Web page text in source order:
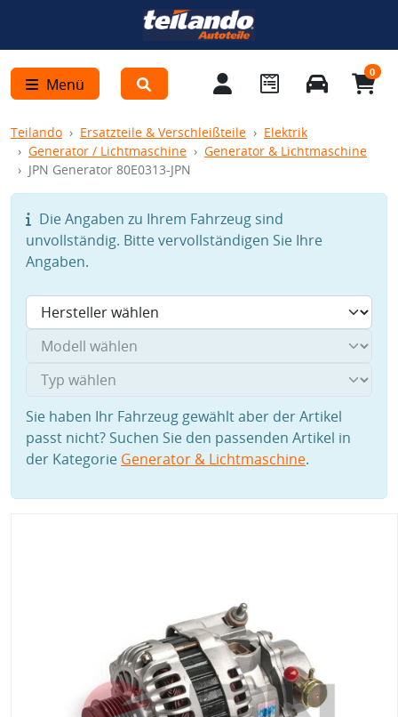
Menü
0
Teilando Ersatzteile & Verschleißteile
Elektrik
Generator / Lichtmaschine
Generator & Lichtmaschine
JPN Generator 80E0313-JPN
Die Angaben zu Ihrem Fahrzeug sind
unvollständig. Bitte vervollständigen Sie Ihre
Angaben.
Sie haben Ihr Fahrzeug gewählt aber der Artikel
passt nicht? Suchen Sie den passenden Artikel in
der Kategorie Generator & Lichtmaschine.